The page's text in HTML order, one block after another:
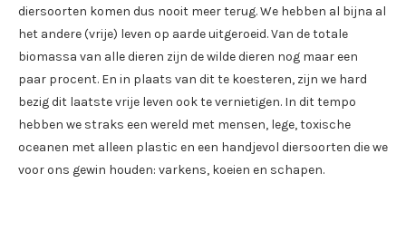
diersoorten komen dus nooit meer terug. We hebben al bijna al
het andere (vrije) leven op aarde uitgeroeid. Van de totale
biomassa van alle dieren zijn de wilde dieren nog maar een
paar procent. En in plaats van dit te koesteren, zijn we hard
bezig dit laatste vrije leven ook te vernietigen. In dit tempo
hebben we straks een wereld met mensen, lege, toxische
oceanen met alleen plastic en een handjevol diersoorten die we
voor ons gewin houden: varkens, koeien en schapen.